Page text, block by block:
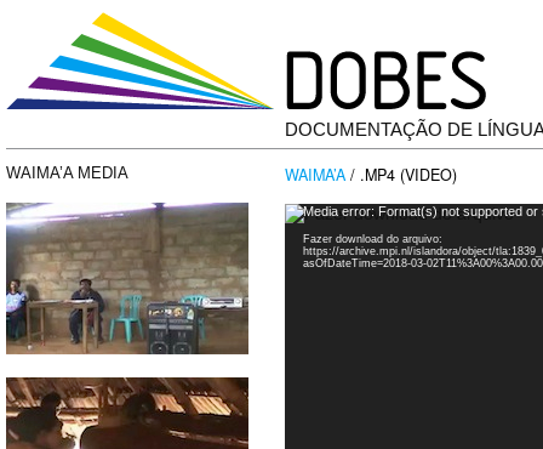
DOCUMENTAÇÃO DE
WAIMA’A MEDIA WAIMA’A / .MP4 (VIDEO)
Tocador
vídeo
Media error: Format(s) not supported
Fazer download do arquivo:
https://archive.mpi.nl/islandora/object/
asOfDateTime=2018-03-